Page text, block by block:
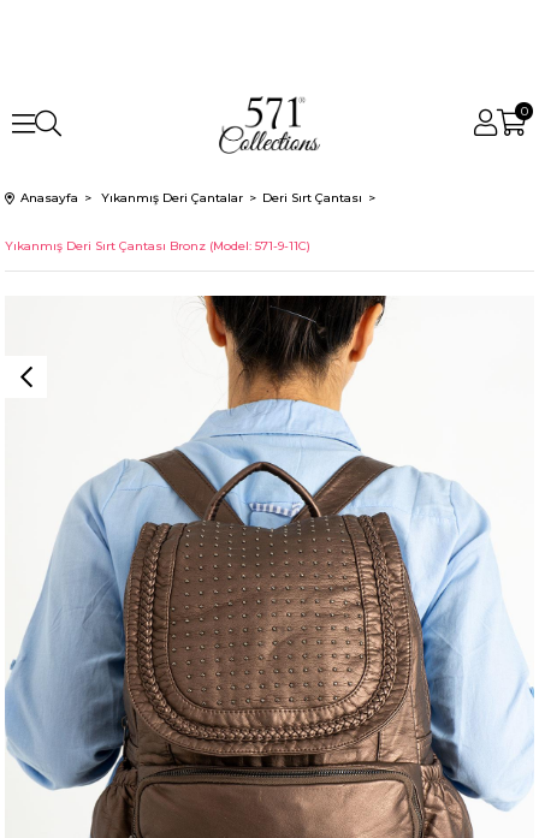
0
Anasayfa Yıkanmış Deri Çantalar Deri Sırt Çantası
Yıkanmış Deri Sırt Çantası Bronz (Model: 571-9-11C)